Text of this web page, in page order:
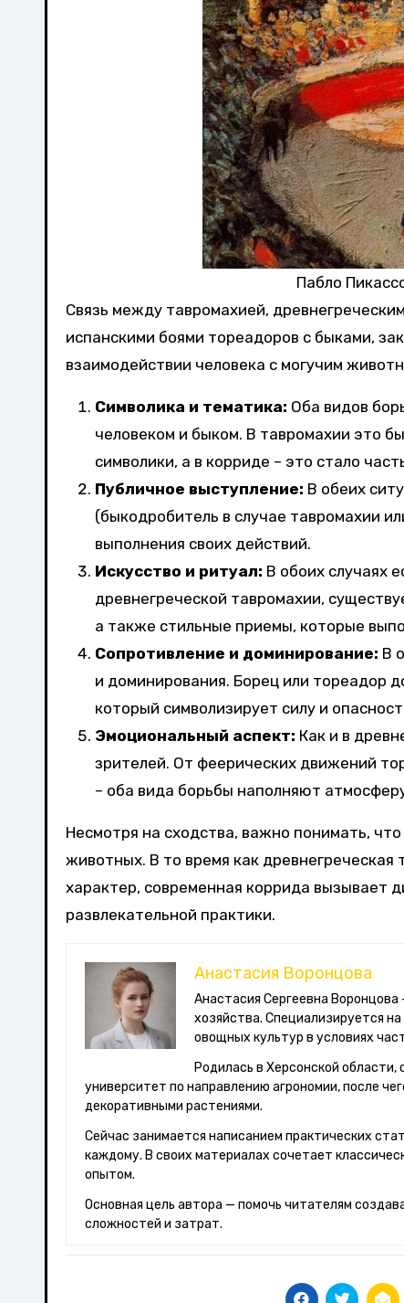
Пабло
Связь между тавромахией,
испанскими боями тореадоров с быками,
взаимодействии человека с могучим
Символика и тематика: Оба видов
человеком и быком. В тавромахии это
символики, а в корриде – это стало
Публичное выступление: В обеих
(быкодробитель в случае тавромахии
выполнения своих действий.
Искусство и ритуал: В обоих случаях
древнегреческой тавромахии,
а также стильные приемы, которые
Сопротивление и доминирование: В
и доминирования. Борец или тореадор
который символизирует силу и
Эмоциональный аспект: Как и в
зрителей. От феерических движений
– оба вида борьбы наполняют
Несмотря на сходства, важно понимать,
животных. В то время как древнегреческая
характер, современная коррида вызывает
развлекательной практики.
Анастасия Воронцова
Анастасия Сергеевна Воронцова — автор и редактор материалов о доме, саде и практичном ведении
хозяйства. Специализируется
овощных культур в условиях
Родилась в Херсонской
университет по направлению агрономии, после
декоративными растениями.
Сейчас занимается написанием практических
каждому. В своих материалах сочетает
опытом.
Основная цель автора — помочь читателям
сложностей и затрат.